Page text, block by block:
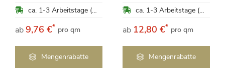
ca. 1-3 Arbeitstage (Mo-Fr)
ab9,76 €* pro qm
Mengenrabatte
ca. 1-3 Arbeitstage (Mo-Fr)
ab 12,80 €* pro qm
Mengenrabatte